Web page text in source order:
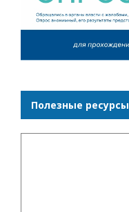
Полезные ресурсы